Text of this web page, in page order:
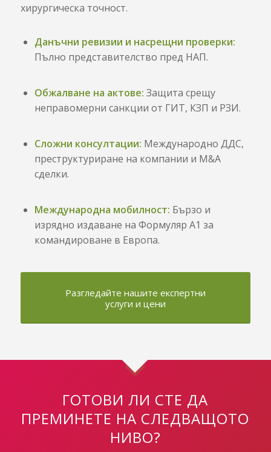
хирургическа точност.
Данъчни ревизии и насрещни проверки:
Пълно представителство пред НАП.
Обжалване на актове: Защита срещу
неправомерни санкции от ГИТ, КЗП и РЗИ.
Сложни консултации: Международно ДДС,
преструктуриране на компании и M&A
сделки.
Международна мобилност: Бързо и
изрядно издаване на Формуляр А1 за
командироване в Европа.
Разгледайте нашите експертни
услуги и цени
ГОТОВИ ЛИ СТЕ ДА
ПРЕМИНЕТЕ НА СЛЕДВАЩОТО
НИВО?